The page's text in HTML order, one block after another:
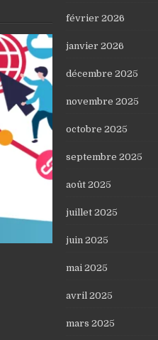
février 2026
janvier 2026
décembre 2025
novembre 2025
octobre 2025
septembre 2025
août 2025
juillet 2025
juin 2025
mai 2025
avril 2025
mars 2025